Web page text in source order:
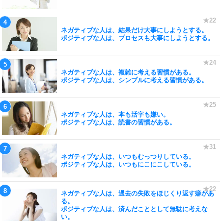
ネガティブな人は、結果だけ大事にしようとする。
ポジティブな人は、プロセスも大事にしようとする。
ネガティブな人は、複雑に考える習慣がある。
ポジティブな人は、シンプルに考える習慣がある。
ネガティブな人は、本も活字も嫌い。
ポジティブな人は、読書の習慣がある。
ネガティブな人は、いつもむっつりしている。
ポジティブな人は、いつもにこにこしている。
ネガティブな人は、過去の失敗をほじくり返す癖があ
る。
ポジティブな人は、済んだこととして無駄に考えな
い。